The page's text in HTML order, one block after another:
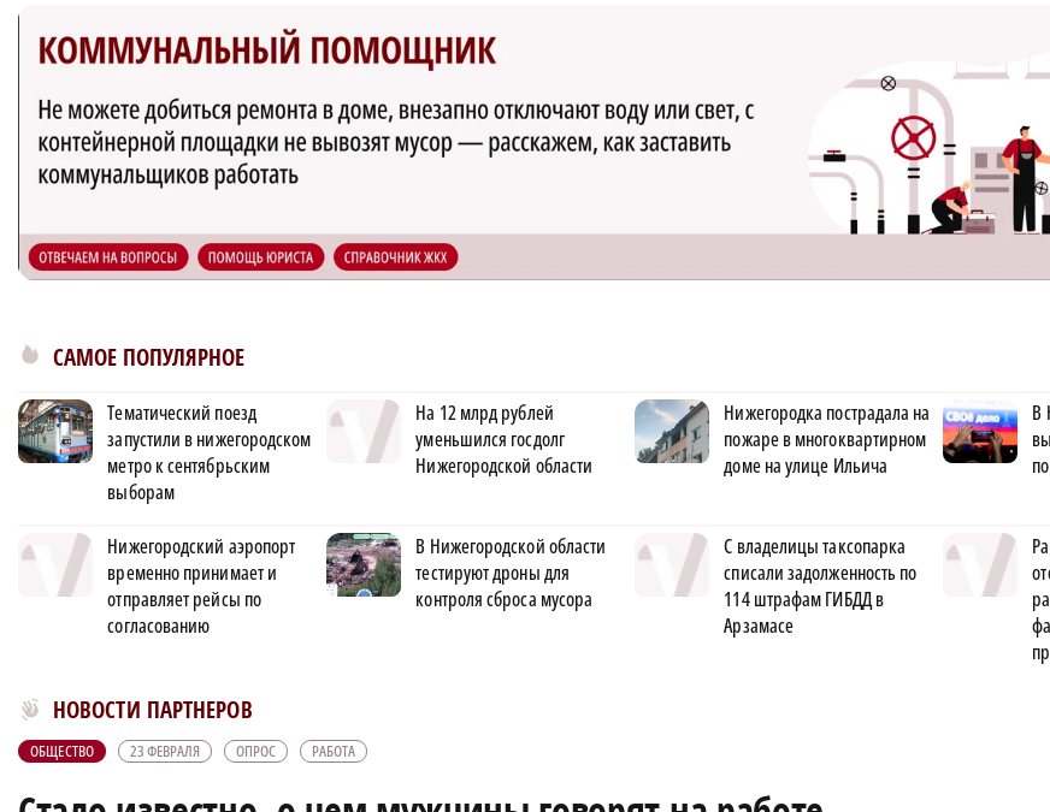
САМОЕ ПОПУЛЯРНОЕ
Тематический поезд
запустили в нижегородском
метро к сентябрьским
выборам
На 12 млрд рублей
уменьшился госдолг
Нижегородской области
Нижегородка пострадала на
пожаре в многоквартирном
доме на улице Ильича
В
Нижегородский аэропорт
временно принимает и
отправляет рейсы по
согласованию
В Нижегородской области
тестируют дроны для
контроля сброса мусора
С владелицы таксопарка
списали задолженность по
114 штрафам ГИБДД в
Арзамасе
НОВОСТИ ПАРТНЕРОВ
Новости МирТесен
ОБЩЕСТВО 23 ФЕВРАЛЯ ОПРОС РАБОТА